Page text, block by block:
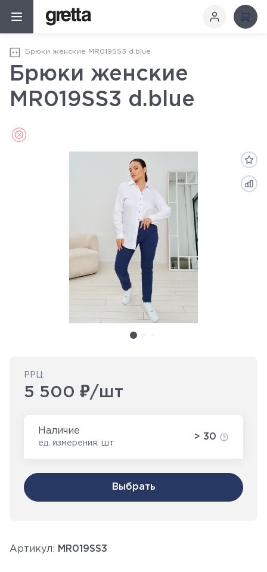
Брюки женские MR019SS3 d.blue
Брюки женские
MR019SS3 d.blue
Артикул: MR019SS3
РРЦ:
5 500 ₽/шт
Наличие
ед. измерения: шт
> 30
Выбрать